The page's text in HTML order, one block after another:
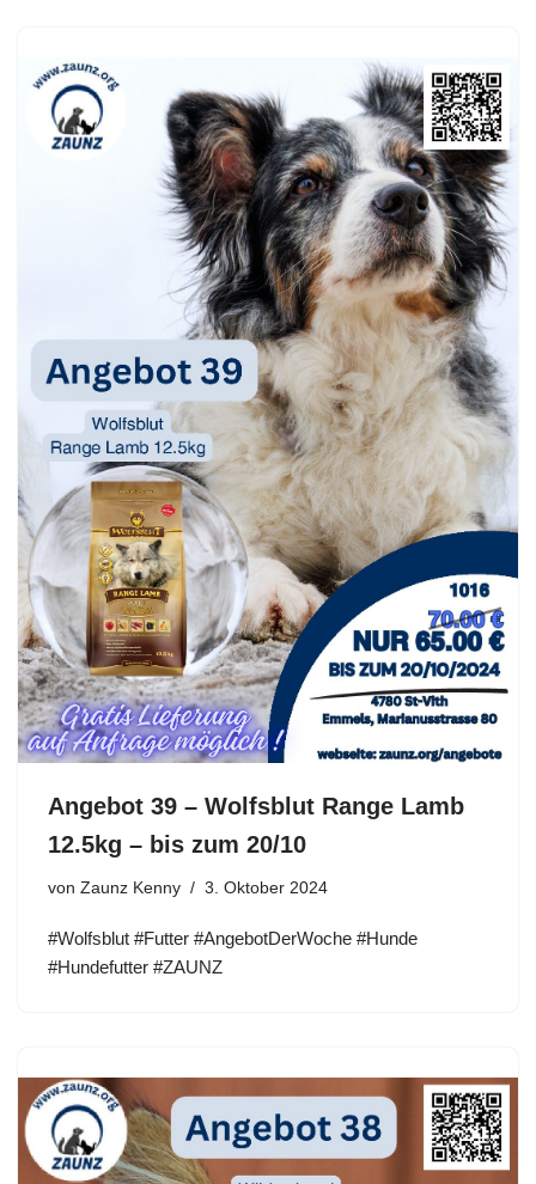
Angebot 39 – Wolfsblut Range Lamb
12.5kg – bis zum 20/10
von Zaunz Kenny 3. Oktober 2024
#Wolfsblut #Futter #AngebotDerWoche #Hunde
#Hundefutter #ZAUNZ